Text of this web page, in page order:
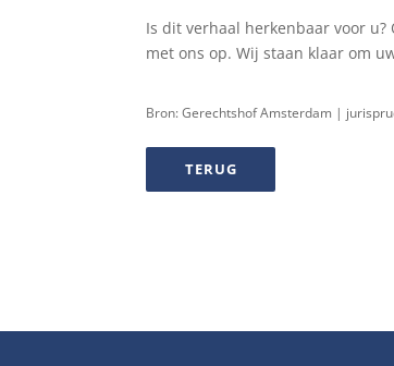
Is dit verhaal herkenbaar voor
met ons op. Wij staan klaar om
Bron: Gerechtshof Amsterdam |
TERUG